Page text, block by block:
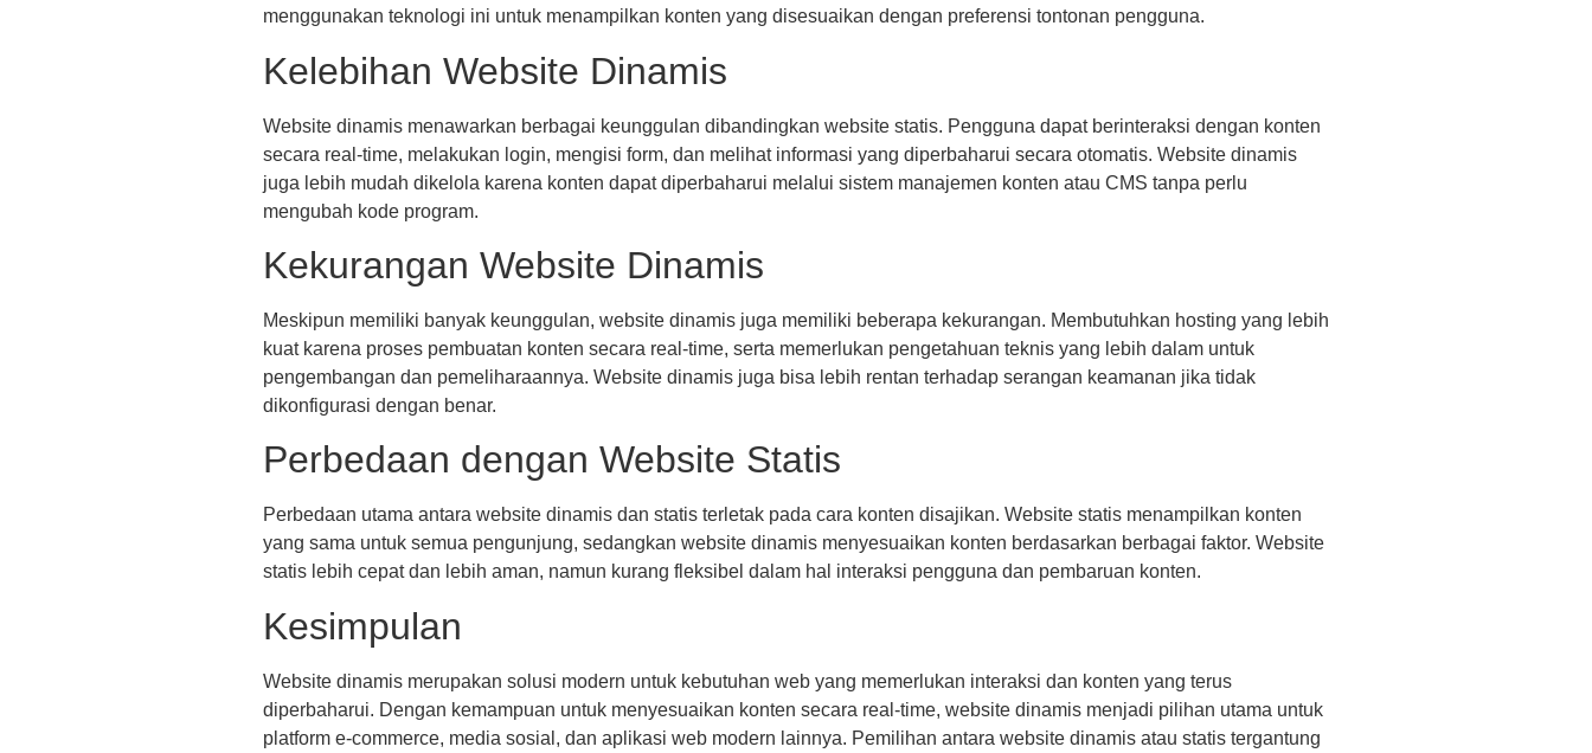
menggunakan teknologi ini untuk menampilkan konten yang disesuaikan dengan preferensi tontonan pengguna.
Kelebihan Website Dinamis
Website dinamis menawarkan berbagai keunggulan dibandingkan website statis. Pengguna dapat berinteraksi dengan konten
secara real-time, melakukan login, mengisi form, dan melihat informasi yang diperbaharui secara otomatis. Website dinamis
juga lebih mudah dikelola karena konten dapat diperbaharui melalui sistem manajemen konten atau CMS tanpa perlu
mengubah kode program.
Kekurangan Website Dinamis
Meskipun memiliki banyak keunggulan, website dinamis juga memiliki beberapa kekurangan. Membutuhkan hosting yang lebih
kuat karena proses pembuatan konten secara real-time, serta memerlukan pengetahuan teknis yang lebih dalam untuk
pengembangan dan pemeliharaannya. Website dinamis juga bisa lebih rentan terhadap serangan keamanan jika tidak
dikonfigurasi dengan benar.
Perbedaan dengan Website Statis
Perbedaan utama antara website dinamis dan statis terletak pada cara konten disajikan. Website statis menampilkan konten
yang sama untuk semua pengunjung, sedangkan website dinamis menyesuaikan konten berdasarkan berbagai faktor. Website
statis lebih cepat dan lebih aman, namun kurang fleksibel dalam hal interaksi pengguna dan pembaruan konten.
Kesimpulan
Website dinamis merupakan solusi modern untuk kebutuhan web yang memerlukan interaksi dan konten yang terus
diperbaharui. Dengan kemampuan untuk menyesuaikan konten secara real-time, website dinamis menjadi pilihan utama untuk
platform e-commerce, media sosial, dan aplikasi web modern lainnya. Pemilihan antara website dinamis atau statis tergantung